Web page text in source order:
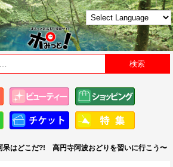
呆はどこだ?! 高円寺阿波おどりを習いに行こう〜